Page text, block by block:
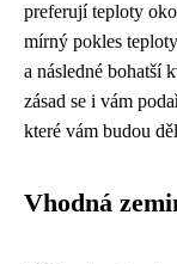
preferují teploty
mírný pokles
a následné bohatší
zásad se i vám
které vám budou
Vhodná